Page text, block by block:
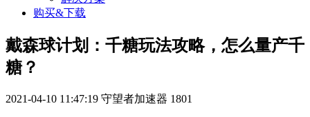
购买&下载
戴森球计划：千糖玩法攻略，怎么量产千
糖？
2021-04-10 11:47:19 守望者加速器 1801